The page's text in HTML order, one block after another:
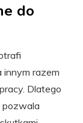
do
innym razem
Dlatego
pozwala